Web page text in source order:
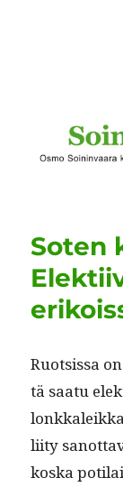
Soten
Ruot­sis­sa
tä saatu
liity
kos­ka